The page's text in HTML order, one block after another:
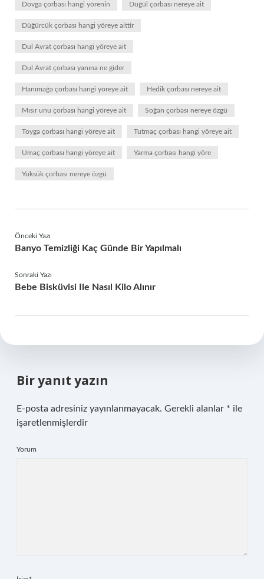
Dovga çorbası hangi yörenin Düğül çorbası nereye ait
Düğürcük çorbası hangi yöreye aittir
Dul Avrat çorbası hangi yöreye ait
Dul Avrat çorbası yanına ne gider
Hanımağa çorbası hangi yöreye ait Hedik çorbası nereye ait
Mısır unu çorbası hangi yöreye ait Soğan çorbası nereye özgü
Toyga çorbası hangi yöreye ait Tutmaç çorbası hangi yöreye ait
Umaç çorbası hangi yöreye ait Yarma çorbası hangi yöre
Yüksük çorbası nereye özgü
Önceki Yazı
Banyo Temizliği Kaç Günde Bir Yapılmalı
Sonraki Yazı
Bebe Bisküvisi Ile Nasıl Kilo Alınır
Bir yanıt yazın
E-posta adresiniz yayınlanmayacak. Gerekli alanlar * ile
işaretlenmişlerdir
Yorum